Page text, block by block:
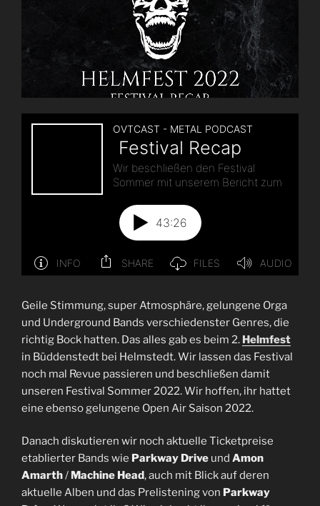
Folge
Geile Stimmung, super Atmosphäre, gelungene Orga
und Underground Bands verschiedenster Genres, die
richtig Bock hatten. Das alles gab es beim 2. Helmfest
in Büddenstedt bei Helmstedt. Wir lassen das Festival
noch mal Revue passieren und beschließen damit
unseren Festival Sommer 2022. Wir hoffen, ihr hattet
eine ebenso gelungene Open Air Saison 2022.
Danach diskutieren wir noch aktuelle Ticketpreise
etablierter Bands wie Parkway Drive und Amon
Amarth/ Machine Head, auch mit Blick auf deren
aktuelle Alben und das Prelistening von Parkway